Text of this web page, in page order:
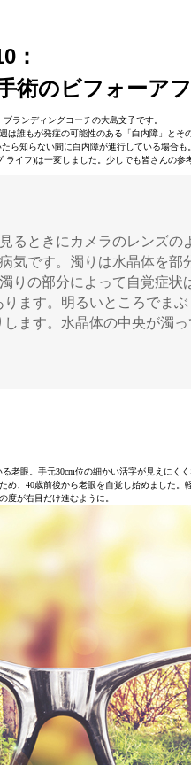
：
術のビフォーアフ
ブランディングコーチの大島文子です。
誰もが発症の可能性のある「白内障」とそ
ら知らない間に白内障が進行している場合
イフ)は一変しました。少しでも皆さんの参
るときにカメラのレンズの
気です。濁りは水晶体を部
りの部分によって自覚症状
ます。明るいところでま
ます。水晶体の中央が濁
老眼。手元30cm位の細かい活字が見えにく
、40歳前後から老眼を自覚し始めました
の度が右目だけ進むように。